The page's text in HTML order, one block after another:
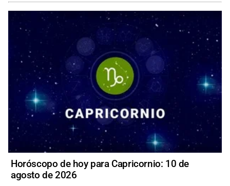
Horóscopo de hoy para Capricornio: 10 de
agosto de 2026